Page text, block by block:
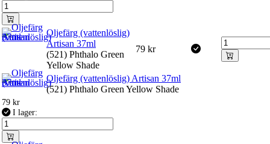
Oljefärg (vattenlöslig)
Artisan 37ml
(521) Phthalo Green
Yellow Shade
79 kr
Oljefärg (vattenlöslig) Artisan 37ml
(521) Phthalo Green Yellow Shade
79 kr
I lager: